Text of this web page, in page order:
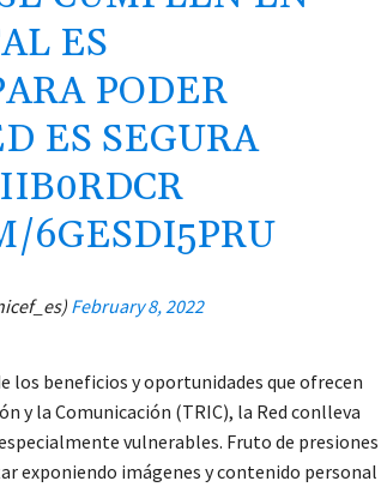
ES
PODER
ES SEGURA
6GESDI5PRU
February 8, 2022
beneficios y oportunidades que ofrecen
y la Comunicación (TRIC), la Red conlleva
vulnerables. Fruto de presiones
exponiendo imágenes y contenido personal